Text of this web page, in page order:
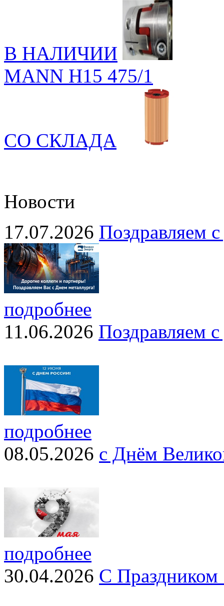
В НАЛИЧИИ
MANN H15 475/1
СО СКЛАДА
Новости
17.07.2026 Поздравляем
подробнее
11.06.2026 Поздравляем
подробнее
08.05.2026 с Днём
подробнее
30.04.2026 С